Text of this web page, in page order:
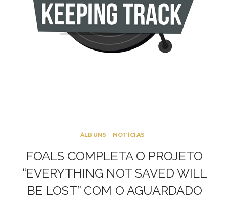
ÁLBUNS NOTÍCIAS
FOALS COMPLETA O PROJETO
“EVERYTHING NOT SAVED WILL
BE LOST” COM O AGUARDADO